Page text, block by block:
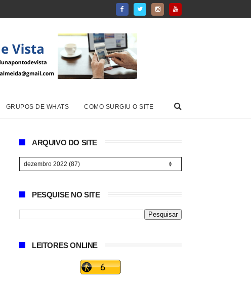
GRUPOS DE WHATS COMO SURGIU O SITE
ARQUIVO DO SITE
PESQUISE NO SITE
LEITORES ONLINE